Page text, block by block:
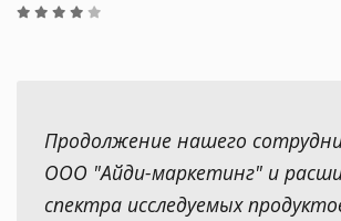
Продолжение нашего
ООО "Айди-маркетинг" и
спектра исследуемых